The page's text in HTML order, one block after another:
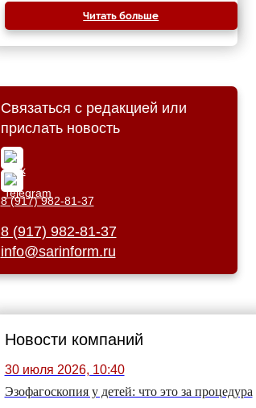
Читать больше
Связаться с редакцией или
прислать новость
8 (917) 982-81-37
8 (917) 982-81-37
info@sarinform.ru
Новости компаний
30 июля 2026, 10:40
Эзофагоскопия у детей: что это за процедура